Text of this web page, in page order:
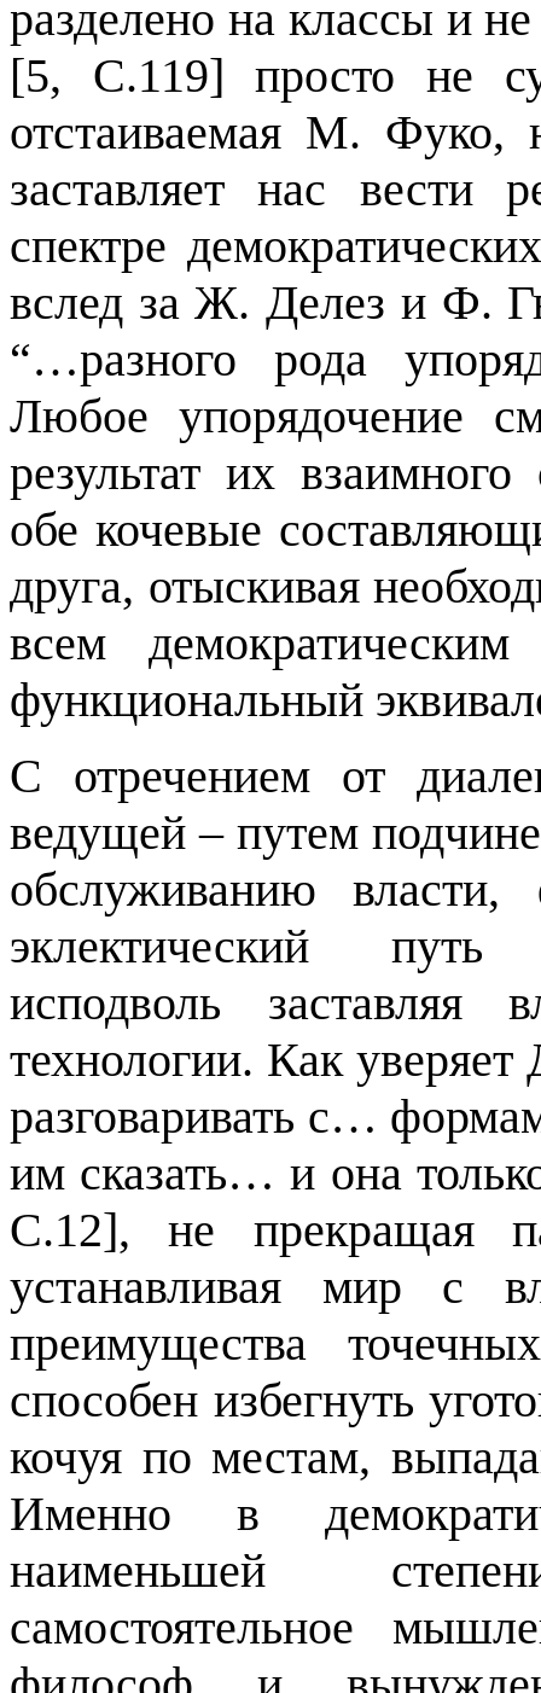
разделено на классы и
[5, С.119] просто не
отстаиваемая М.
заставляет нас
спектре
вслед за Ж. Делез и Ф.
“…разного рода
Любое упорядочение
результат их
обе кочевые
друга, отыскивая
всем
функциональный
С отречением от
ведущей – путем
обслуживанию
эклектический
исподволь
технологии. Как
разговаривать с…
им сказать… и она
С.12], не прекращая
устанавливая мир с
преимущества
способен избегнуть
кочуя по местам,
Именно в
наименьшей
самостоятельное